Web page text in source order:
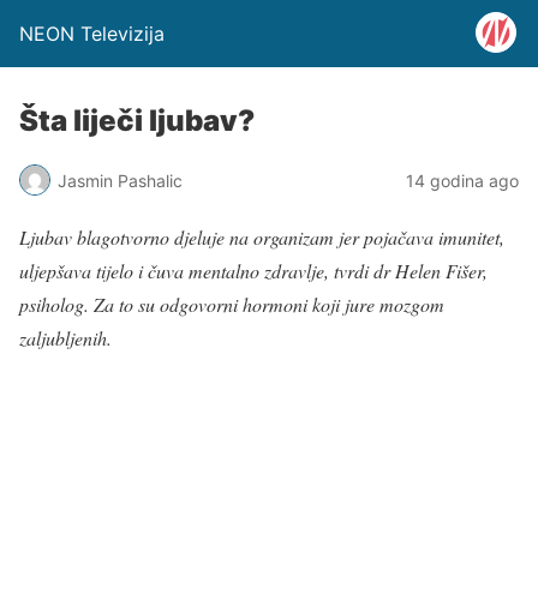
NEON Televizija
Šta liječi ljubav?
Jasmin Pashalic 14 godina ago
Ljubav blagotvorno djeluje na organizam jer pojačava imunitet,
uljepšava tijelo i čuva mentalno zdravlje, tvrdi dr Helen Fišer,
psiholog. Za to su odgovorni hormoni koji jure mozgom
zaljubljenih.